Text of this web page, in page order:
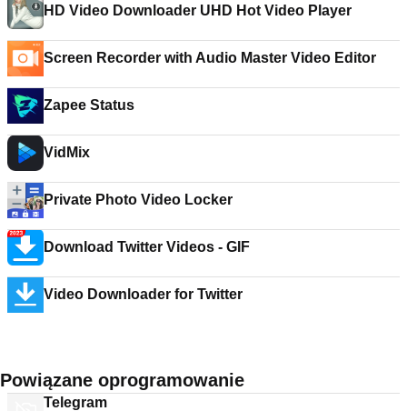
HD Video Downloader UHD Hot Video Player
Screen Recorder with Audio Master Video Editor
Zapee Status
VidMix
Private Photo Video Locker
Download Twitter Videos - GIF
Video Downloader for Twitter
Powiązane oprogramowanie
Telegram